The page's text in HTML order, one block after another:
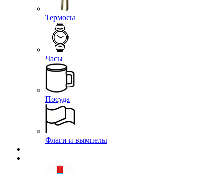
Термосы
Часы
Посуда
Флаги и вымпелы